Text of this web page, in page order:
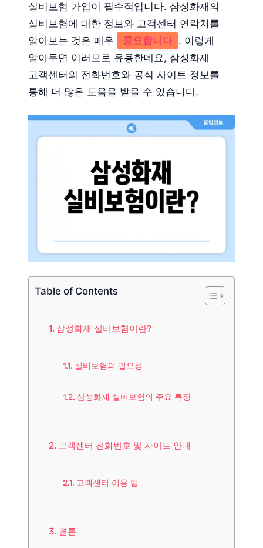
실비보험 가입이 필수적입니다. 삼성화재의
실비보험에 대한 정보와 고객센터 연락처를
알아보는 것은 매우
중요합니다 . 이렇게
알아두면 여러모로 유용한데요, 삼성화재
고객센터의 전화번호와 공식 사이트 정보를
통해 더 많은 도움을 받을 수 있습니다.
Table of Contents
삼성화재 실비보험이란?
실비보험의 필요성
삼성화재 실비보험의 주요 특징
고객센터 전화번호 및 사이트 안내
고객센터 이용 팁
결론